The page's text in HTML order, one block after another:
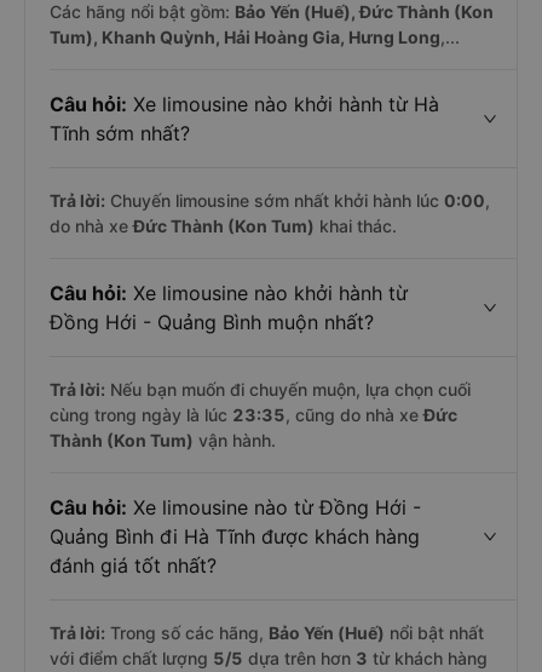
Các hãng nổi bật gồm: Bảo Yến (Huế), Đức Thành (Kon
Tum), Khanh Quỳnh, Hải Hoàng Gia, Hưng Long,...
Câu hỏi: Xe limousine nào khởi hành từ Hà
Tĩnh sớm nhất?
Trả lời: Chuyến limousine sớm nhất khởi hành lúc 0:00,
do nhà xeĐức Thành (Kon Tum) khai thác.
Câu hỏi: Xe limousine nào khởi hành từ
Đồng Hới - Quảng Bình muộn nhất?
Trả lời: Nếu bạn muốn đi chuyến muộn, lựa chọn cuối
cùng trong ngày là lúc 23:35, cũng do nhà xeĐức
Thành (Kon Tum) vận hành.
Câu hỏi: Xe limousine nào từ Đồng Hới -
Quảng Bình đi Hà Tĩnh được khách hàng
đánh giá tốt nhất?
Trả lời: Trong số các hãng, Bảo Yến (Huế) nổi bật nhất
với điểm chất lượng 5/5 dựa trên hơn 3 từ khách hàng